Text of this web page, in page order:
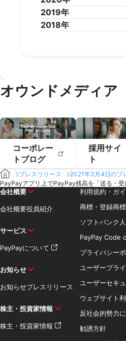
2025年2月
2024年6月
2024年4月
2024年2月
2023年8月 2023
2023年6月
2023年4月
2022年10月2022
2022年8月 2022
2022年6月
2021年12月2021
2021年10月2021
2021年8月 2021
2020年12月2020
2020年10月2020
2019年
2019年12月2019
2019年2月
2019年
2018年
オウンドメディア
コーポレー
トブログ
採用サイ
ト
プレスリリース
2021年3月4日のプ
PayPayアプリ上でPayPay残高を「送る・
会社概要
会社概要役員紹介
サービス
PayPayについて
お知らせ
お知らせプレスリリース
株主・投資家情報
株主・投資家情報
利用規約・ガ
商標・登録商
ソフトバンク
PayPay Code
プライバシー
ユーザープラ
ユーザーセキ
ウェブサイト
反社会的勢力
勧誘方針